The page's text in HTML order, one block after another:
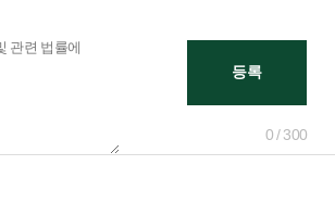
0 / 300